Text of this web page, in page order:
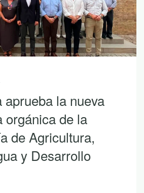
aprueba la nueva
orgánica de la
de Agricultura,
y Desarrollo